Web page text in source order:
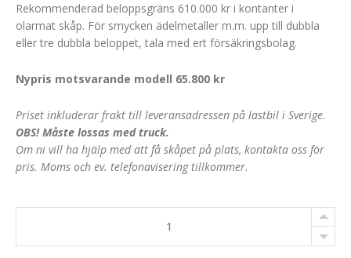
u
n
l
g
a
p
i
a
n
e
r
i
s
t
Rekommenderad beloppsgräns 610.000 kr i kontanter i
olarmat skåp. För smycken ädelmetaller m.m. upp till dubbla
eller tre dubbla beloppet, tala med ert försäkringsbolag.
Nypris motsvarande modell 65.800 kr
Priset inkluderar frakt till leveransadressen på lastbil i Sverige.
OBS! Måste lossas med truck.
Om ni vill ha hjälp med att få skåpet på plats, kontakta oss för
pris. Moms och ev. telefonavisering tillkommer.
90